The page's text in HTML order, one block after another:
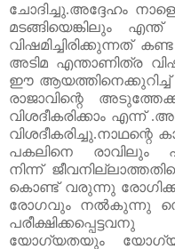
ചോദിച്ചു.അദ്ദേഹം
മടങ്ങിയെങ്കിലും
വിഷമിച്ചിരിക്കുന്നത്
അടിമ എന്താണിത്ര
ഈ
രാജാവിന്റെ
വിശദീകരിക്കാം എന്ന്
പകലിനെ രാവിലും
നിന്ന്
കൊണ്ട് വരുന്നു
രോഗവും നൽകുന്നു
യോഗ്യതയും